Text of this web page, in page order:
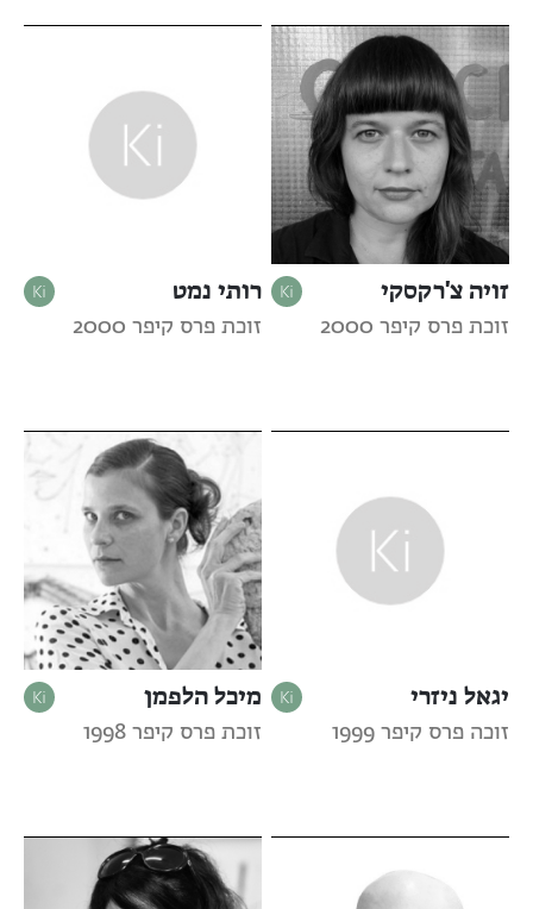
זויה צ'רקסקי
זוכת פרס קיפר 2000
רותי נמט
זוכת פרס קיפר 2000
יגאל ניזרי
זוכה פרס קיפר 1999
מיכל הלפמן
זוכת פרס קיפר 1998